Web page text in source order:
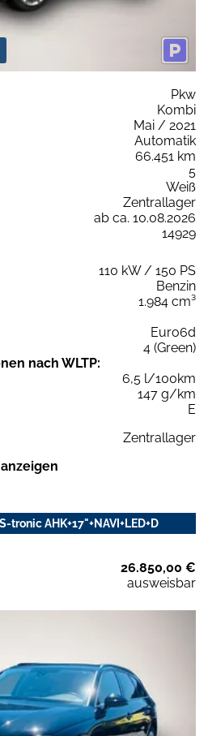
Pkw
Kombi
Mai / 2021
Automatik
66.451 km
5
Weiß
Zentrallager
ab ca. 10.08.2026
14929
110 kW / 150 PS
Benzin
1.984 cm³
Euro6d
4 (Green)
nach WLTP:
6,5 l/100km
147 g/km
E
Zentrallager
tronic AHK+17"+NAVI+LED+D
26.850,00 €
ausweisbar